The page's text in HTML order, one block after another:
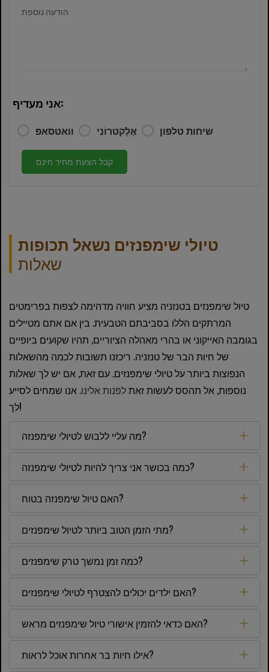
הודעה נוספת
אני מעדיף:
וואטסאפ אֶלֶקטרוֹנִי שיחות טלפון
קבל הצעת מחיר חינם
טיולי שימפנזים נשאל תכופות
שאלות
טיול שימפנזים בטנזניה מציע חוויה מדהימה לצפות בפרימטים
המרתקים הללו בסביבתם הטבעית. בין אם אתם מטיילים
בגומבה האייקוני או בהרי מאהלה הציוריים, תהיו שקועים ביופיים
של חיות הבר של טנזניה. ריכזנו תשובות לכמה מהשאלות
הנפוצות ביותר על טיולי שימפנזים. עם זאת, אם יש לך שאלות
נוספות, אל תהסס לעשות זאתלפנות אלינו. אנו שמחים לסייע
לך!
מה עליי ללבוש לטיולי שימפנזה?
כמה בכושר אני צריך להיות לטיולי שימפנזה?
האם טיול שימפנזה בטוח?
מתי הזמן הטוב ביותר לטיול שימפנזים?
כמה זמן נמשך טרק שימפנזים?
האם ילדים יכולים להצטרף לטיולי שימפנזים?
האם כדאי להזמין אישורי טיול שימפנזים מראש?
אילו חיות בר אחרות אוכל לראות?